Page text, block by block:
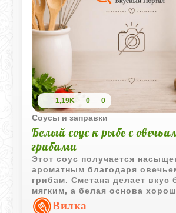
1,19K 0 0
Соусы и заправки
Белый соус к рыбе с
грибами
Этот соус получается
ароматным благодаря
грибам. Сметана делает вкус
мягким, а белая основа
сочетается с рыбой.
Вилка